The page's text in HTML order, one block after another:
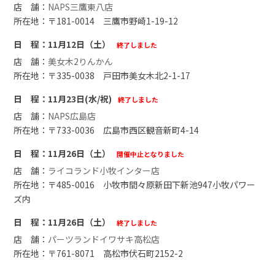
NAPS三鷹東八店
〒181-0014 三鷹市野崎1-19-12
11月12日（土）
終了しました
美女木2りんかん
〒335-0038 戸田市美女木北2-1-17
11月23日(水/祝)
終了しました
NAPS広島店
〒733-0036 広島市西区観音新町4-14
11月26日（土）
開催中止となりました
ライコランド小牧インター店
〒485-0016 小牧市間々原新田下新池947小牧パワー
ズ内
11月26日（土）
終了しました
パーツランドイワサキ高松店
〒761-8071 高松市伏石町2152-2